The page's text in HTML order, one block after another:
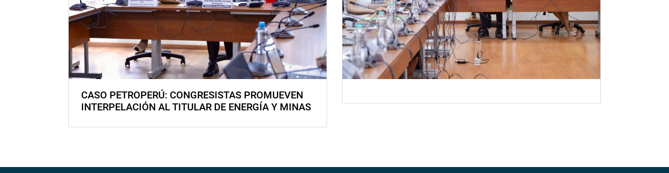
CASO PETROPERÚ: CONGRESISTAS PROMUEVEN
INTERPELACIÓN AL TITULAR DE ENERGÍA Y MINAS